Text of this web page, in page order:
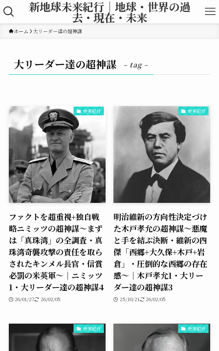
新地球未来紀行｜地球・世界の過
去・現在・未来
ホーム 大リーダー達の超神謀
大リーダー達の超神謀 – tag –
史実紀行
ファクトを超重視+独自戦
略ニミッツの超神謀〜まず
は「真珠湾」の全調査・真
珠湾奇襲攻撃の責任を取ら
されたキンメル長官・信賞
必罰の米英軍〜｜ニミッツ
1・大リーダー達の超神謀4
26/01/27 26/02/05
史実紀行
明治維新の方向性決定づけ
た木戸孝允の超神謀〜悪魔
と手を結ぶ決断・維新の四
傑「西郷+大久保+木戸+岩
倉」・圧倒的な西郷の存在
感〜｜木戸孝允1・大リー
ダー達の超神謀3
25/10/21 26/02/05
史実紀行 史実紀行